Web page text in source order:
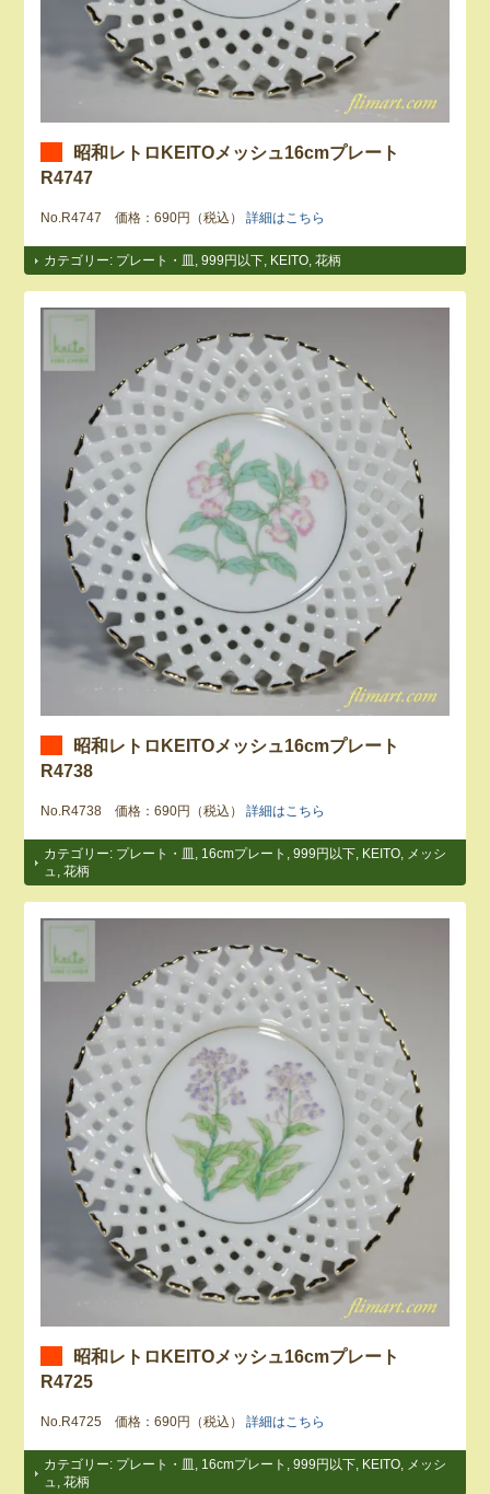
昭和レトロKEITOメッシュ16cmプレート
R4747
No.R4747 価格：690円（税込）詳細はこちら
カテゴリー: プレート・皿 ,999円以下 KEITO ,花柄
昭和レトロKEITOメッシュ16cmプレート
R4738
No.R4738 価格：690円（税込）詳細はこちら
カテゴリー: プレート・皿 16cmプレート ,999円以下 KEITO
メッシ
ュ
,花柄
昭和レトロKEITOメッシュ16cmプレート
R4725
No.R4725 価格：690円（税込）詳細はこちら
カテゴリー: プレート・皿 , 16cmプレート ,999円以下 , KEITO, メッシ
ュ,花柄